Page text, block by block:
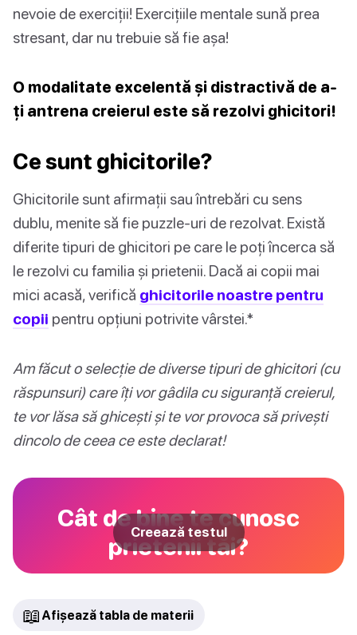
nevoie de exerciții! Exercițiile mentale sună prea
stresant, dar nu trebuie să fie așa!
O modalitate excelentă și distractivă de a-
ți antrena creierul este să rezolvi ghicitori!
Ce sunt ghicitorile?
Ghicitorile sunt afirmații sau întrebări cu sens
dublu, menite să fie puzzle-uri de rezolvat. Există
diferite tipuri de ghicitori pe care le poți încerca să
le rezolvi cu familia și prietenii. Dacă ai copii mai
mici acasă, verifică ghicitorile noastre pentru
copii pentru opțiuni potrivite vârstei.*
Am făcut o selecție de diverse tipuri de ghicitori (cu
răspunsuri) care îți vor gâdila cu siguranță creierul,
te vor lăsa să ghicești și te vor provoca să privești
dincolo de ceea ce este declarat!
Cât de bine te cunosc
prietenii tăi?
Creează testul
📖 Afișează tabla de materii